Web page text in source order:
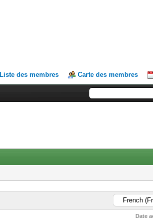
Liste des membres Carte des membres
Date